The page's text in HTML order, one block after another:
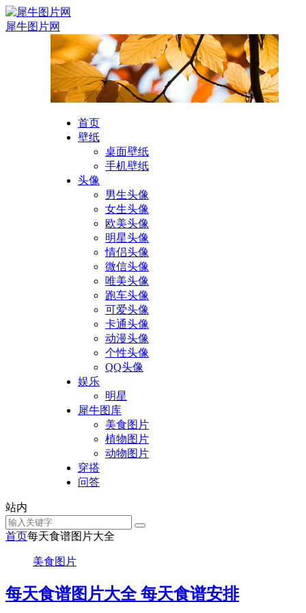
犀牛图片网
首页
壁纸
桌面壁纸
手机壁纸
头像
男生头像
女生头像
欧美头像
明星头像
情侣头像
微信头像
唯美头像
跑车头像
可爱头像
卡通头像
动漫头像
个性头像
QQ头像
娱乐
明星
犀牛图库
美食图片
植物图片
动物图片
穿搭
问答
站内
首页每天食谱图片大全
美食图片
每天食谱图片大全 每天食谱安排